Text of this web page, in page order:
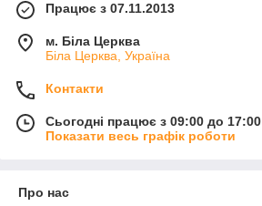
Працює з 07.11.2013
м. Біла Церква
Біла Церква, Україна
Контакти
Сьогодні працює з 09:00 до 17:00
Показати весь графік роботи
Про нас